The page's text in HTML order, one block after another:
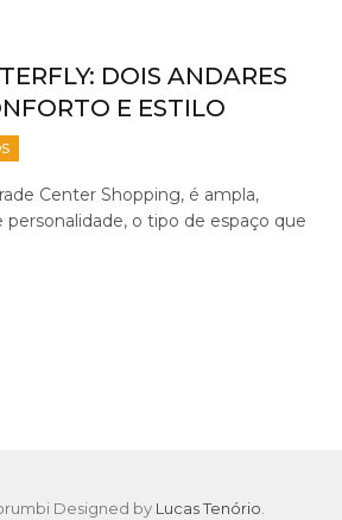
DOIS ANDARES
E ESTILO
Center Shopping, é ampla,
personalidade, o tipo de espaço que
Designed by Lucas Tenório